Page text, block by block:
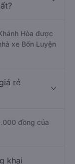
Hòa được
xe Bốn Luyện
rẻ
đồng của
khai